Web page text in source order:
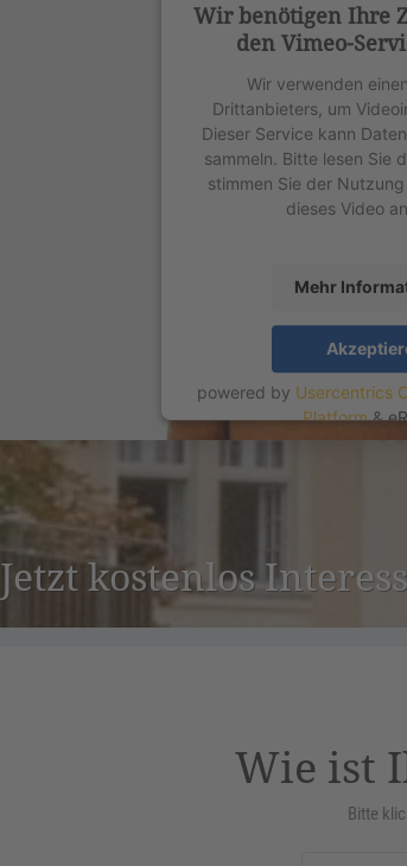
Wir benötigen Ihre
den Vimeo-
Wir verwenden
Drittanbieters, um
Dieser Service kann
sammeln. Bitte lesen Sie
stimmen Sie der
dieses Video
Mehr
powered by Usercentrics
Platform&
Jetzt kostenlos
Wie ist
Bitte